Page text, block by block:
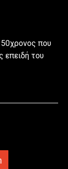
που
επειδή του